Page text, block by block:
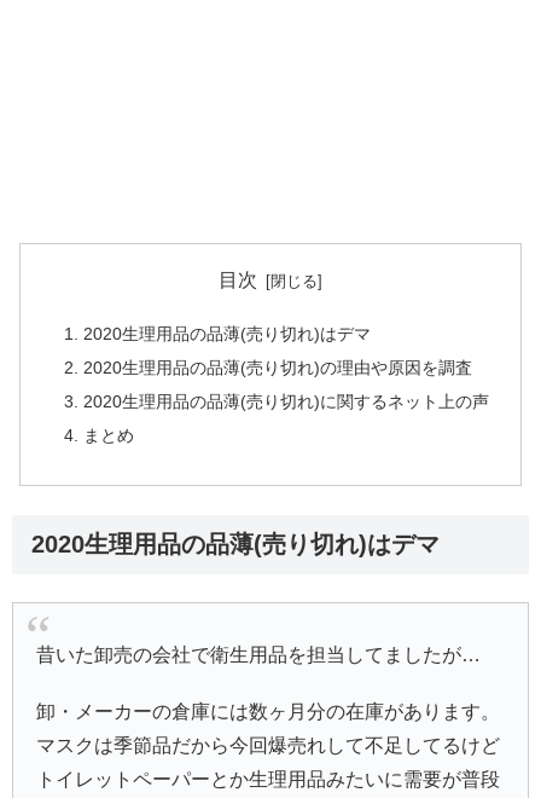
目次
2020生理用品の品薄(売り切れ)はデマ
2020生理用品の品薄(売り切れ)の理由や原因を調査
2020生理用品の品薄(売り切れ)に関するネット上の声
まとめ
2020生理用品の品薄(売り切れ)はデマ
昔いた卸売の会社で衛生用品を担当してましたが…
卸・メーカーの倉庫には数ヶ月分の在庫があります。
マスクは季節品だから今回爆売れして不足してるけど
トイレットペーパーとか生理用品みたいに需要が普段